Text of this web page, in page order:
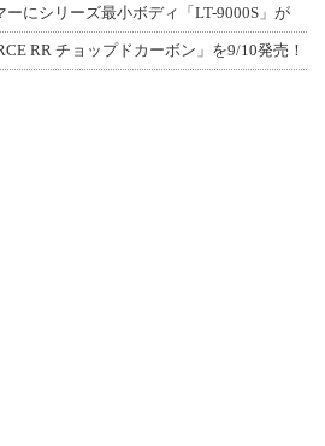
ーにシリーズ最小ボディ「LT-9000S」が
RR チョップドカーボン」を9/10発売！